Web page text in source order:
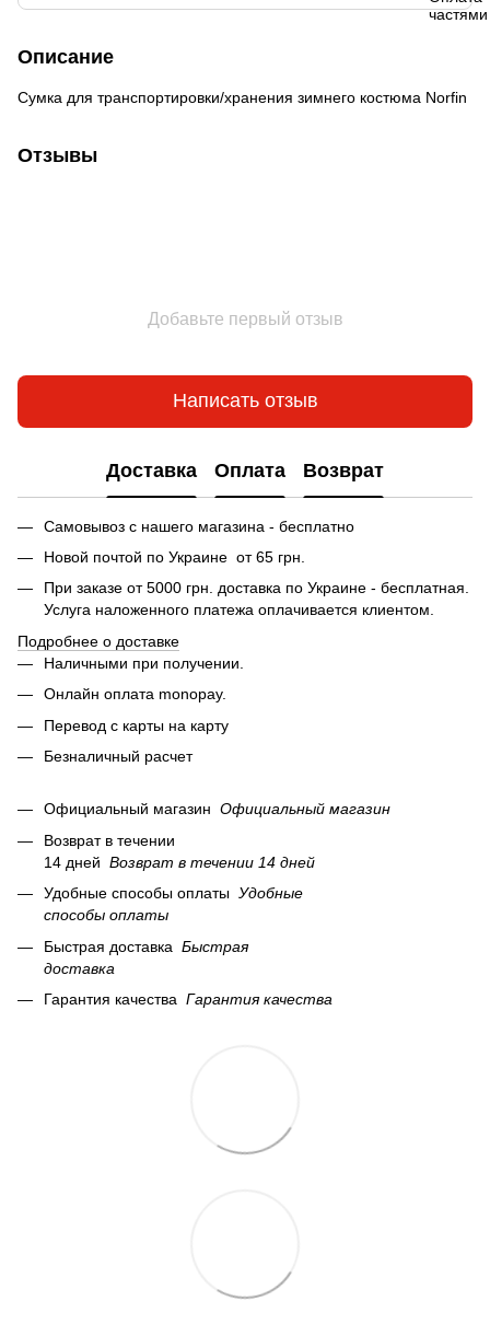
Описание
Сумка для транспортировки/хранения зимнего костюма Norfin
Отзывы
Добавьте первый отзыв
Написать отзыв
Доставка Оплата Возврат
Самовывоз с нашего магазина - бесплатно
Новой почтой по Украине от 65 грн.
При заказе от 5000 грн. доставка по Украине - бесплатная.
Услуга наложенного платежа оплачиваетcя клиентом.
Подробнее о доставке
Наличными при получении.
Онлайн оплата monopay.
Перевод с карты на карту
Безналичный расчет
Официальный магазин Официальный магазин
Возврат в течении
14 дней Возврат в течении 14 дней
Удобные способы оплаты Удобные
способы оплаты
Быстрая доставка Быстрая
доставка
Гарантия качества Гарантия качества